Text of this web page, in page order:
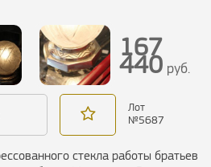
167
440руб.
Лот
№5687
стекла работы братьев